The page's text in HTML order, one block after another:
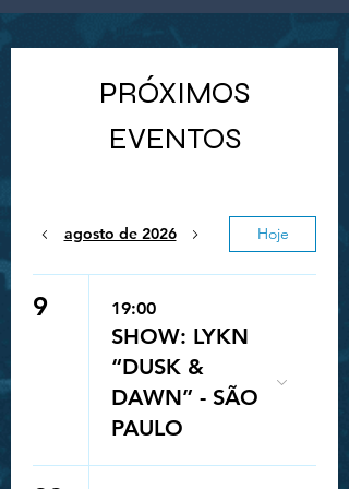
PRÓXIMOS
EVENTOS
agosto de 2026 Hoje
9 19:00
SHOW: LYKN
“DUSK &
DAWN” - SÃO
PAULO